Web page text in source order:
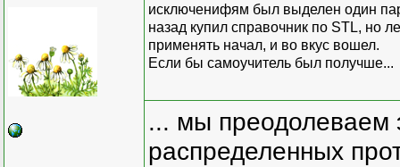
исключенифям был выделен один
назад купил справочник по STL, но
применять начал, и во вкус вошел.
Если бы самоучитель был получше...
... мы преодолеваем
распределенных